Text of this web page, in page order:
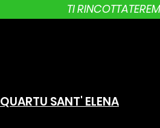
TI
QUARTU SANT' ELENA